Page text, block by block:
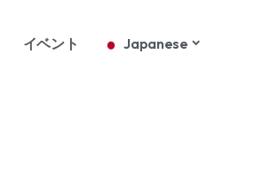
イベント Japanese